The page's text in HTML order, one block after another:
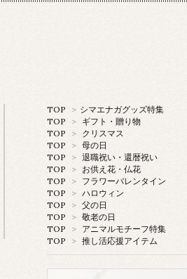
TOP > シマエナガグッズ特集
TOP
> ギフト・贈り物
TOP
> クリスマス
TOP
> 母の日
TOP
> 退職祝い・還暦祝い
TOP
> お供え花・仏花
TOP
> フラワーバレンタイン
TOP
> ハロウィン
TOP
> 父の日
TOP
> 敬老の日
TOP
> アニマルモチーフ特集
TOP
> 推し活応援アイテム